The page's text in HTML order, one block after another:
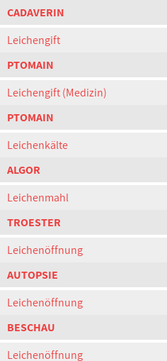
CADAVERIN
Leichengift
PTOMAIN
Leichengift (Medizin)
PTOMAIN
Leichenkälte
ALGOR
Leichenmahl
TROESTER
Leichenöffnung
AUTOPSIE
Leichenöffnung
BESCHAU
Leichenöffnung